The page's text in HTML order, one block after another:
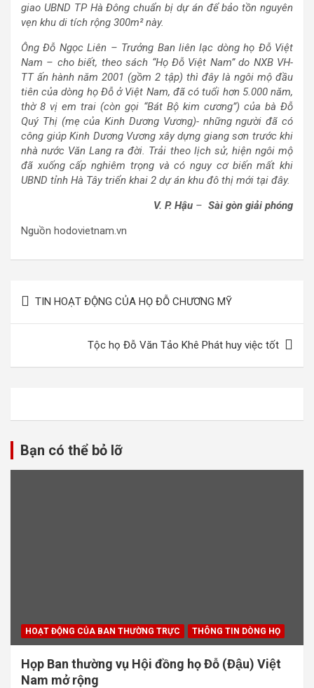
giao UBND TP Hà Đông chuẩn bị dự án để bảo tồn nguyên
vẹn khu di tích rộng 300m² này.
Ông Đỗ Ngọc Liên – Trưởng Ban liên lạc dòng họ Đỗ Việt
Nam – cho biết, theo sách “Họ Đỗ Việt Nam” do NXB VH-
TT ấn hành năm 2001 (gồm 2 tập) thì đây là ngôi mộ đầu
tiên của dòng họ Đỗ ở Việt Nam, đã có tuổi hơn 5.000 năm,
thờ 8 vị em trai (còn gọi “Bát Bộ kim cương”) của bà Đỗ
Quý Thị (mẹ của Kinh Dương Vương)- những người đã có
công giúp Kinh Dương Vương xây dựng giang sơn trước khi
nhà nước Văn Lang ra đời. Trải theo lịch sử, hiện ngôi mộ
đã xuống cấp nghiêm trọng và có nguy cơ biến mất khi
UBND tỉnh Hà Tây triển khai 2 dự án khu đô thị mới tại đây.
V. P. Hậu – Sài gòn giải phóng
Nguồn hodovietnam.vn
TIN HOẠT ĐỘNG CỦA HỌ ĐỖ CHƯƠNG MỸ
Tộc họ Đỗ Văn Tảo Khê Phát huy việc tốt
Bạn có thể bỏ lỡ
HOẠT ĐỘNG CỦA BAN THƯỜNG TRỰC THÔNG TIN DÒNG HỌ
Họp Ban thường vụ Hội đồng họ Đỗ (Đậu) Việt
Nam mở rộng